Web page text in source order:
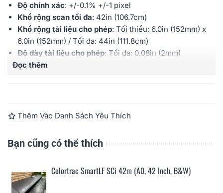
Độ chính xác: +/-0.1% +/-1 pixel
Khổ rộng scan tối đa: 42in (106.7cm)
Khổ rộng tài liệu cho phép: Tối thiểu: 6.0in (152mm) x
6.0in (152mm) / Tối đa: 44in (111.8cm)
Độ dày tài liệu cho phép: Tối đa: 0.08in (2mm)
Chiều dài scan tối đa
Tốc độ scan:1-bit mono/8-bit greyscale (inch/giây)
@200dpi:
6 (152mm/s)
Kết nối:SuperSpeed USB 3.0;
Đọc thêm
Thêm Vào Danh Sách Yêu Thích
Bạn cũng có thể thích
Colortrac SmartLF SCi 42m (A0, 42 Inch, B&W)